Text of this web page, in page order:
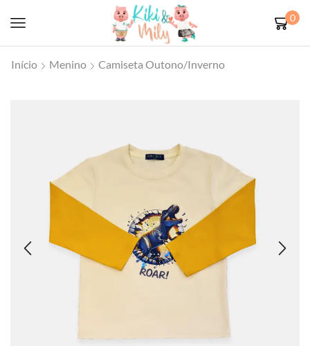
0
Início Menino Camiseta Outono/Inverno